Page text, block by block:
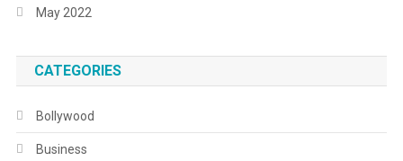
May 2022
CATEGORIES
Bollywood
Business